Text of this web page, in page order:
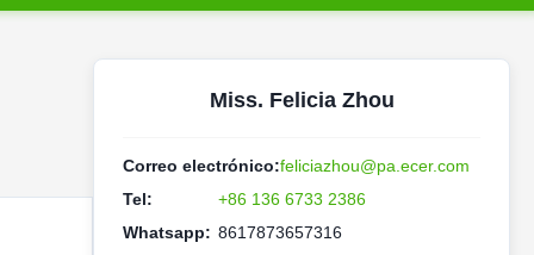
Miss. Felicia Zhou
Correo electrónico:feliciazhou@pa.ecer.com
Tel:
+86 136 6733 2386
Whatsapp: 8617873657316